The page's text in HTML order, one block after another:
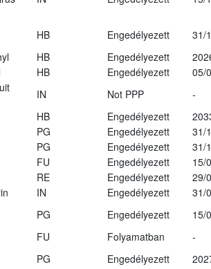
HB Engedélyezett
31/
HB Engedélyezett
HB Engedélyezett
05/
IN Not PPP
-
HB Engedélyezett
PG Engedélyezett
31/
PG Engedélyezett
31/
FU Engedélyezett
15/
RE Engedélyezett
29/
IN Engedélyezett
31/
PG Engedélyezett
15/
FU Folyamatban
-
PG Engedélyezett